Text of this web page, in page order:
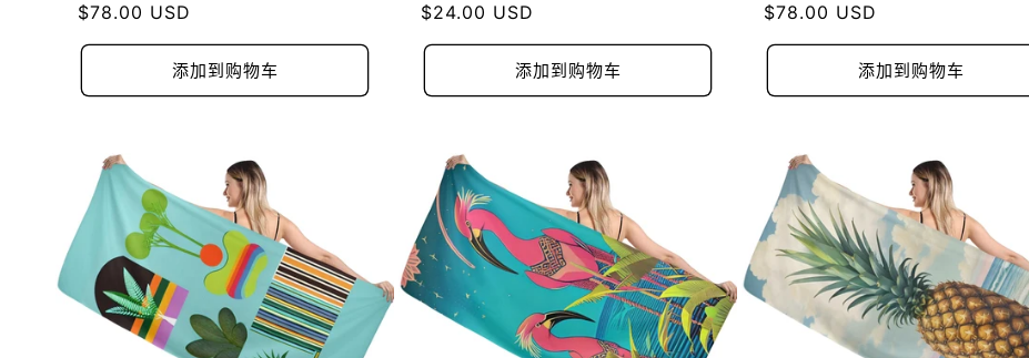
常
规
格
$78.00 USD
添加到购物车
常
规
格
$24.00 USD
添加到购物车
常
规
格
$78.00 USD
添加到购物车